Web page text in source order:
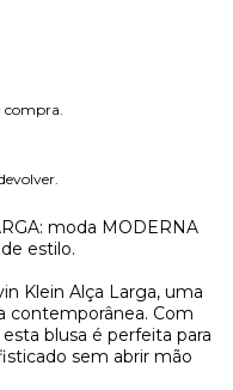
compra.
moda MODERNA
estilo.
Klein Alça Larga, uma
contemporânea. Com
blusa é perfeita para
sem abrir mão